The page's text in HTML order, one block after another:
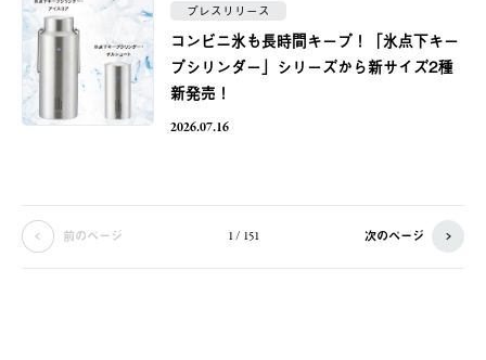
プレスリリース
コンビニ氷も長時間キープ！「氷点下キー
プシリンダー」シリーズから新サイズ2種
新発売！
2026.07.16
前のページ 1 / 151 次のページ